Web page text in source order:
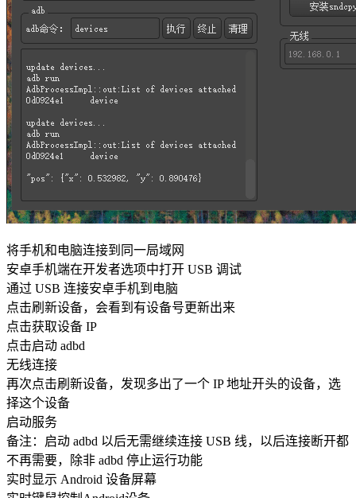
将手机和电脑连接到同一局域网
安卓手机端在开发者选项中打开 USB 调试
通过 USB 连接安卓手机到电脑
点击刷新设备，会看到有设备号更新出来
点击获取设备 IP
点击启动 adbd
无线连接
再次点击刷新设备，发现多出了一个 IP 地址开头的设备，选
择这个设备
启动服务
备注：启动 adbd 以后无需继续连接 USB 线，以后连接断开都
不再需要，除非 adbd 停止运行功能
实时显示 Android 设备屏幕